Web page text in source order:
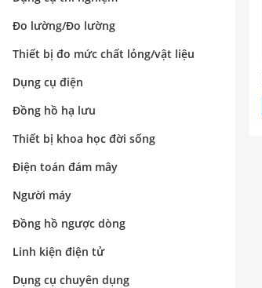
Đo lường/Đo lường
Thiết bị đo mức chất lỏng/vật liệu
Dụng cụ điện
Đồng hồ hạ lưu
Thiết bị khoa học đời sống
Điện toán đám mây
Người máy
Đồng hồ ngược dòng
Linh kiện điện tử
Dụng cụ chuyên dụng